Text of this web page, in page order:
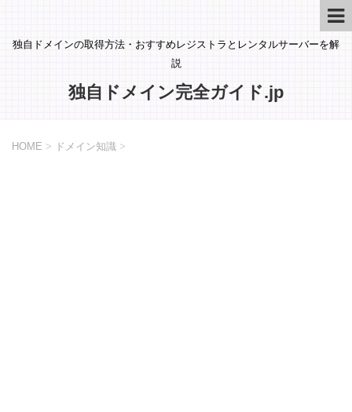
独自ドメインの取得方法・おすすめレジストラとレンタルサーバーを解
説
独自ドメイン完全ガイド.jp
HOME > ドメイン知識 >